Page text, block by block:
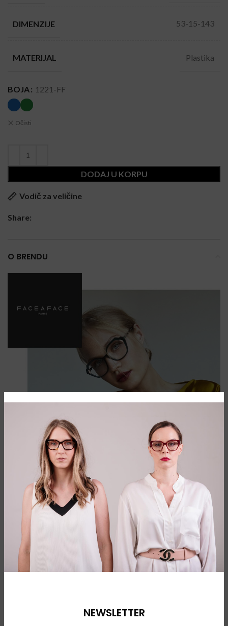
NEWSLETTER
DIMENZIJE 53-15-143
MATERIJAL Plastika
BOJA 1221-FF
Očisti
DODAJ U KORPU
Vodič za veličine
Share:
O BRENDU
Kreatorski brend nove forme stopljen sa
umetničkom lepotom. Prepustite se
ovom svetu
Kolekcije Face a face brenda svoje izvore inspiracije
pronalaze u modernoj umetnosti, arhitekturi i savremenom
dizajnu, daleko od standardizovanih modnih diktiranja i
konformističkih trendova.